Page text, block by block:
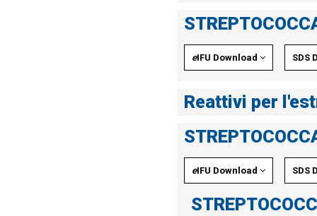
eIFU Download SDS
Reattivi per
eIFU Download SDS